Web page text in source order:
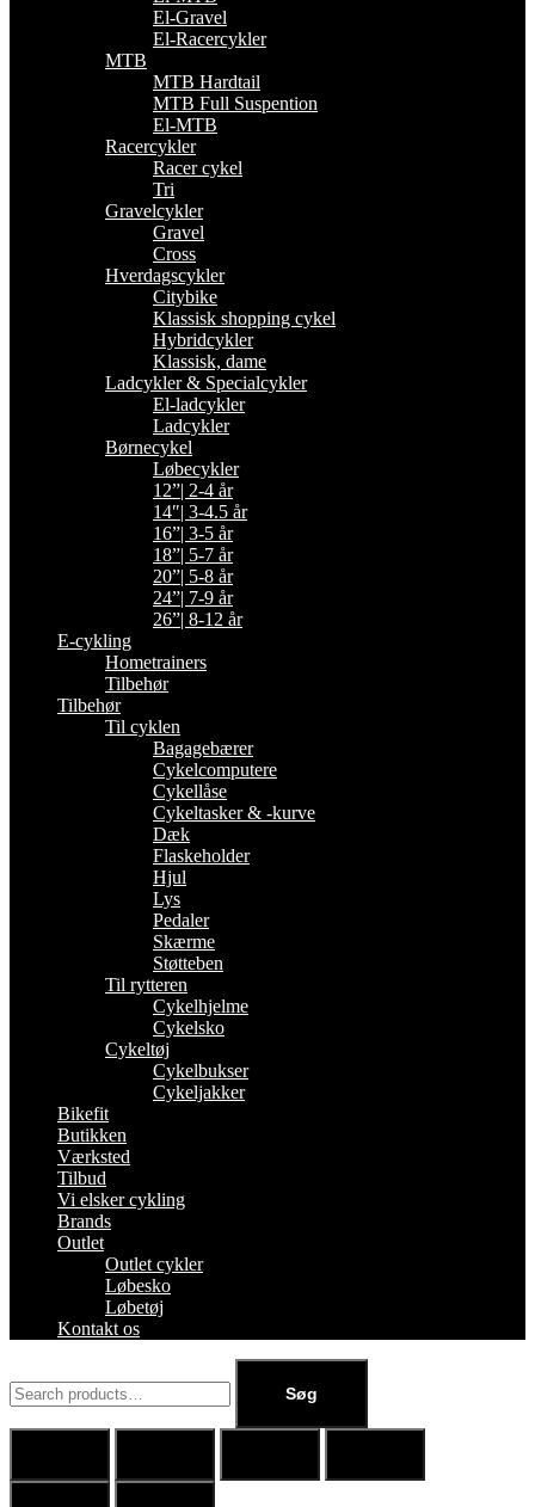
El-Gravel
El-Racercykler
MTB
MTB Hardtail
MTB Full Suspention
El-MTB
Racercykler
Racer cykel
Tri
Gravelcykler
Gravel
Cross
Hverdagscykler
Citybike
Klassisk shopping cykel
Hybridcykler
Klassisk, dame
Ladcykler & Specialcykler
El-ladcykler
Ladcykler
Børnecykel
Løbecykler
12”| 2-4 år
14″| 3-4.5 år
16”| 3-5 år
18”| 5-7 år
20”| 5-8 år
24”| 7-9 år
26”| 8-12 år
E-cykling
Hometrainers
Tilbehør
Tilbehør
Til cyklen
Bagagebærer
Cykelcomputere
Cykellåse
Cykeltasker & -kurve
Dæk
Flaskeholder
Hjul
Lys
Pedaler
Skærme
Støtteben
Til rytteren
Cykelhjelme
Cykelsko
Cykeltøj
Cykelbukser
Cykeljakker
Bikefit
Butikken
Værksted
Tilbud
Vi elsker cykling
Brands
Outlet
Outlet cykler
Løbesko
Løbetøj
Kontakt os
Søg